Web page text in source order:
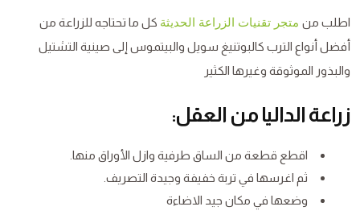
اطلب من متجر تقنيات الزراعة الحديثة كل ما تحتاجه للزراعة من
أفضل أنواع الترب كالبوتنيغ سويل والبيتموس إلى صينية التشتيل
والبذور الموثوقة وغيرها الكثير
زراعة الداليا من العقل:
اقطع قطعة من الساق طرفية وازل الأوراق منها.
ثم اغرسها في تربة خفيفة وجيدة التصريف.
وضعها في مكان جيد الاضاءة